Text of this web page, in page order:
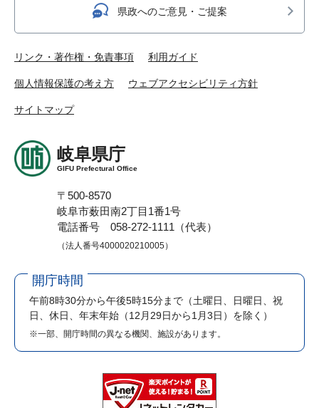
県政へのご意見・ご提案
リンク・著作権・免責事項 利用ガイド
個人情報保護の考え方 ウェブアクセシビリティ方針
サイトマップ
岐阜県庁
GIFU Prefectural Office
〒500-8570
岐阜市薮田南2丁目1番1号
電話番号 058-272-1111（代表）
（法人番号4000020210005）
開庁時間
午前8時30分から午後5時15分まで （土曜日、日曜日、祝
日、休日、年末年始（12月29日から1月3日）を除く）
※一部、開庁時間の異なる機関、施設があります。